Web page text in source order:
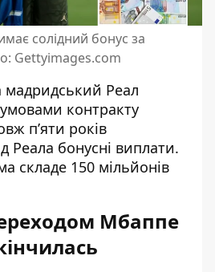
солідний бонус за
Gettyimages.com
мадридський Реал
контракту
п’яти років
Реала бонусні виплати.
складе 150 мільйонів
Мбаппе